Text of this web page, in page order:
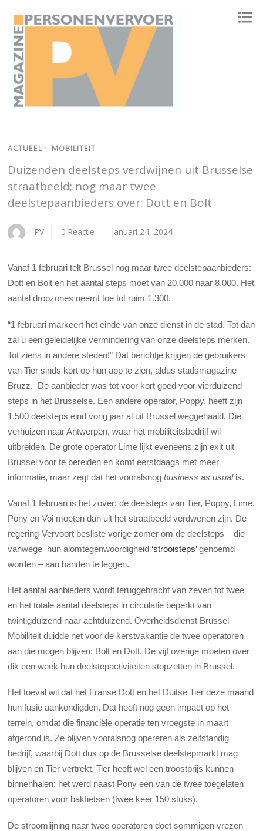
ACTUEEL / MOBILITEIT
Duizenden deelsteps verdwijnen uit Brusselse
straatbeeld; nog maar twee
deelstepaanbieders over: Dott en Bolt
PV 0 Reactie januari 24, 2024
Vanaf 1 februari telt Brussel nog maar twee deelstepaanbieders:
Dott en Bolt en het aantal steps moet van 20.000 naar 8.000. Het
aantal dropzones neemt toe tot ruim 1.300.
“1 februari markeert het einde van onze dienst in de stad. Tot dan
zal u een geleidelijke vermindering van onze deelsteps merken.
Tot ziens in andere steden!” Dat berichtje krijgen de gebruikers
van Tier sinds kort op hun app te zien, aldus stadsmagazine
Bruzz. De aanbieder was tot voor kort goed voor vierduizend
steps in het Brusselse. Een andere operator, Poppy, heeft zijn
1.500 deelsteps eind vorig jaar al uit Brussel weggehaald. Die
verhuizen naar Antwerpen, waar het mobiliteitsbedrijf wil
uitbreiden. De grote operator Lime lijkt eveneens zijn exit uit
Brussel voor te bereiden en komt eerstdaags met meer
informatie, maar zegt dat het vooralsnogbusiness as usualis.
Vanaf 1 februari is het zover: de deelsteps van Tier, Poppy, Lime,
Pony en Voi moeten dan uit het straatbeeld verdwenen zijn. De
regering-Vervoort besliste vorige zomer om de deelsteps – die
vanwege hun alomtegenwoordigheid ‘strooisteps’genoemd
worden – aan banden te leggen.
Het aantal aanbieders wordt teruggebracht van zeven tot twee
en het totale aantal deelsteps in circulatie beperkt van
twintigduizend naar achtduizend. Overheidsdienst Brussel
Mobiliteit duidde net voor de kerstvakantie de twee operatoren
aan die mogen blijven: Bolt en Dott. De vijf overige moeten over
dik een week hun deelstepactiviteiten stopzetten in Brussel.
Het toeval wil dat het Franse Dott en het Duitse Tier deze maand
hun fusie aankondigden. Dat heeft nog geen impact op het
terrein, omdat die financiële operatie ten vroegste in maart
afgerond is. Ze blijven vooralsnog opereren als zelfstandig
bedrijf, waarbij Dott dus op de Brusselse deelstepmarkt mag
blijven en Tier vertrekt. Tier heeft wel een troostprijs kunnen
binnenhalen: het werd naast Pony een van de twee toegelaten
operatoren voor bakfietsen (twee keer 150 stuks).
De stroomlijning naar twee operatoren doet sommigen vrezen